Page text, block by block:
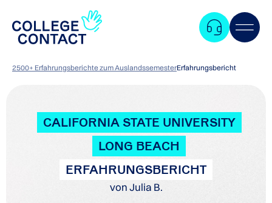
2500+ Erfahrungsberichte zum AuslandssemesterErfahrungsbericht
CALIFORNIA STATE UNIVERSITY
LONG BEACH
ERFAHRUNGSBERICHT
von Julia B.